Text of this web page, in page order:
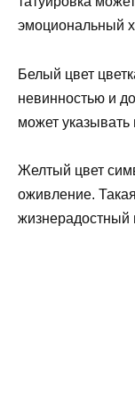
эмоциональный
Белый цвет
невинностью и
может указывать
Желтый цвет
оживление.
жизнерадостный